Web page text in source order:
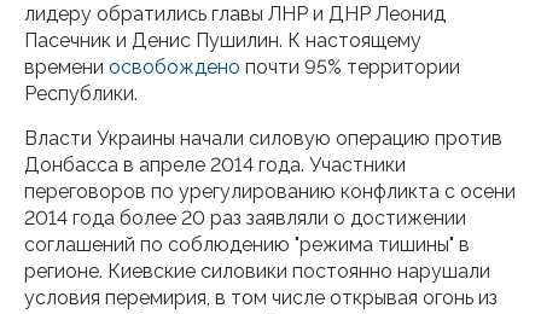
лидеру обратились главы ЛНР и ДНР Леонид
Пасечник и Денис Пушилин. К настоящему
времени освобождено почти 95% территории
Республики.
Власти Украины начали силовую операцию против
Донбасса в апреле 2014 года. Участники
переговоров по урегулированию конфликта с осени
2014 года более 20 раз заявляли о достижении
соглашений по соблюдению "режима тишины" в
регионе. Киевские силовики постоянно нарушали
условия перемирия, в том числе открывая огонь из